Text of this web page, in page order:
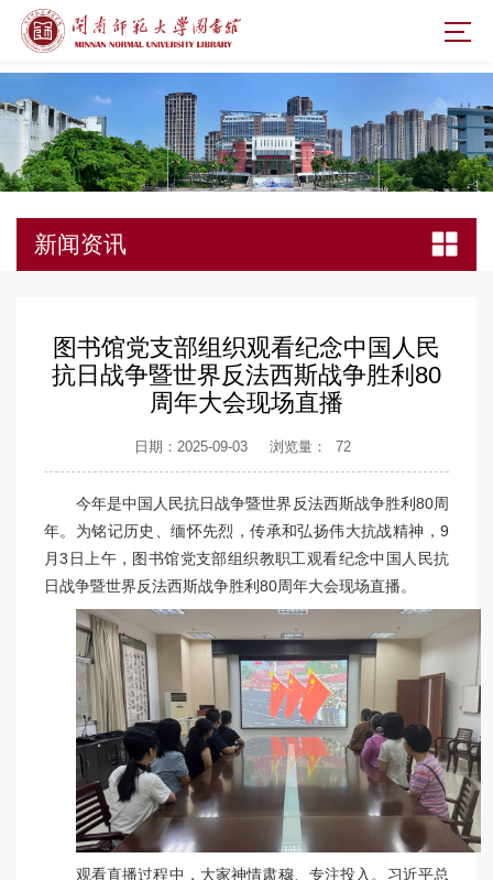
新闻资讯
图书馆党支部组织观看纪念中国人民
抗日战争暨世界反法西斯战争胜利80
周年大会现场直播
日期：2025-09-03 浏览量： 72
今年是中国人民抗日战争暨世界反法西斯战争胜利80周
年。为铭记历史、缅怀先烈，传承和弘扬伟大抗战精神，9
月3日上午，图书馆党支部组织教职工观看纪念中国人民抗
日战争暨世界反法西斯战争胜利80周年大会现场直播。
观看直播过程中，大家神情肃穆、专注投入。习近平总